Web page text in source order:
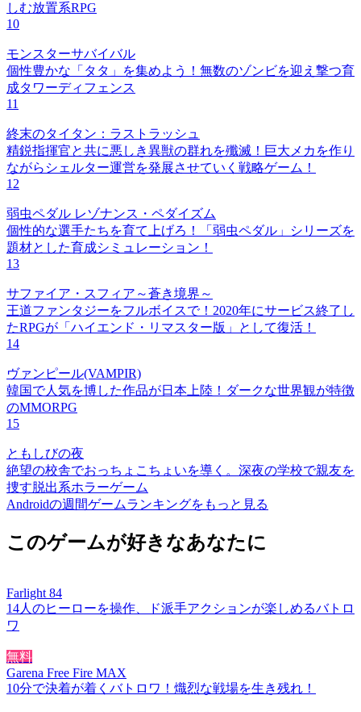
しむ放置系RPG
10
モンスターサバイバル
個性豊かな「タタ」を集めよう！無数のゾンビを迎え撃つ育
成タワーディフェンス
11
終末のタイタン：ラストラッシュ
精鋭指揮官と共に悪しき異獣の群れを殲滅！巨大メカを作り
ながらシェルター運営を発展させていく戦略ゲーム！
12
弱虫ペダル レゾナンス・ペダイズム
個性的な選手たちを育て上げろ！「弱虫ペダル」シリーズを
題材とした育成シミュレーション！
13
サファイア・スフィア～蒼き境界～
王道ファンタジーをフルボイスで！2020年にサービス終了し
たRPGが「ハイエンド・リマスター版」として復活！
14
ヴァンピール(VAMPIR)
韓国で人気を博した作品が日本上陸！ダークな世界観が特徴
のMMORPG
15
ともしびの夜
絶望の校舎でおっちょこちょいを導く。深夜の学校で親友を
捜す脱出系ホラーゲーム
Androidの週間ゲームランキングをもっと見る
このゲームが好きなあなたに
Farlight 84
14人のヒーローを操作、ド派手アクションが楽しめるバトロ
ワ
無料
Garena Free Fire MAX
10分で決着が着くバトロワ！熾烈な戦場を生き残れ！